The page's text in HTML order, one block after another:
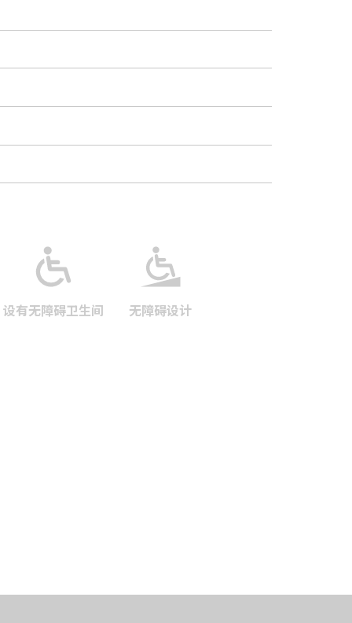
设有无障碍卫生间 无障碍设计